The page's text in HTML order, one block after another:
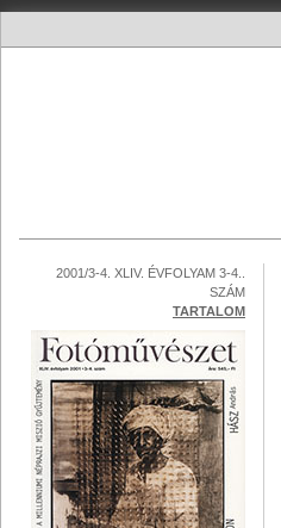
2001/3-4. XLIV. ÉVFOLYAM 3-4..
SZÁM
TARTALOM